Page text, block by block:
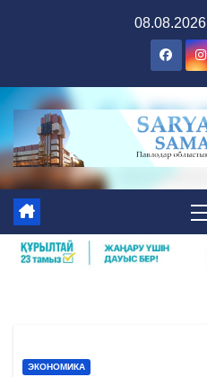
08.08.2026
ЭКОНОМИКА